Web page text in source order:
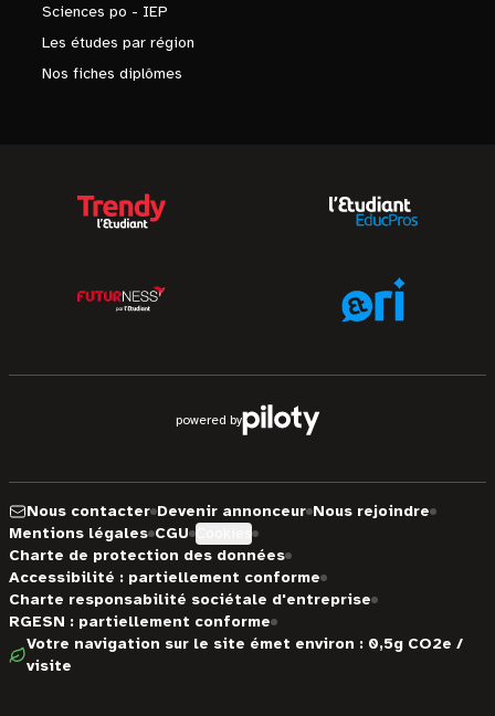
Sciences po - IEP
Les études par région
Nos fiches diplômes
powered by
Nous contacter Devenir annonceur Nous rejoindre
Mentions légales CGU
Charte de protection des données
Accessibilité : partiellement conforme
Charte responsabilité sociétale d'entreprise
RGESN : partiellement conforme
Votre navigation sur le site émet environ : 0,5g CO2e /
visite